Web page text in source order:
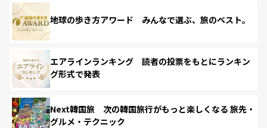
地球の歩き方アワード みんなで選ぶ、旅のベスト。
エアラインランキング 読者の投票をもとにランキン
グ形式で発表
Next韓国旅 次の韓国旅行がもっと楽しくなる 旅先・
グルメ・テクニック